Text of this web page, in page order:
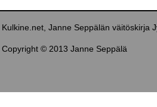
Kulkine.net, Janne Seppälän väitöskirja
Copyright © 2013 Janne Seppälä